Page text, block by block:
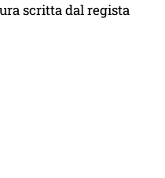
scritta dal regista